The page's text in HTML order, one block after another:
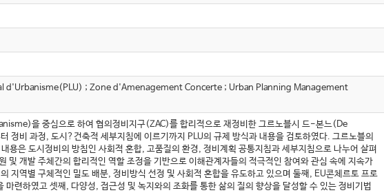
d'Urbanisme(PLU) ; Zone d'Amenagement Concerte ; Urban Planning Management
을 중심으로 하여 협의정비지구(ZAC)를 합리적으로 재정비한 그르노블시 드-본느(De
비 과정, 도시?건축적 세부지침에 이르기까지 PLU의 규제 방식과 내용을 검토하였다. 그르노블의
은 도시정비의 방침인 사회적 혼합, 고품질의 환경, 정비계획 공통지침과 세부지침으로 나누어 살펴
개발 주체간의 합리적인 역할 조정을 기반으로 이해관계자들의 적극적인 참여와 관심 속에 지속가
지역별 구체적인 밀도 배분, 정비방식 선정 및 사회적 혼합을 유도하고 있으며 둘째, EU콘체르토 프로
련하였고 셋째, 다양성, 접근성 및 녹지와의 조화를 통한 삶의 질의 향상을 달성할 수 있는 정비기법